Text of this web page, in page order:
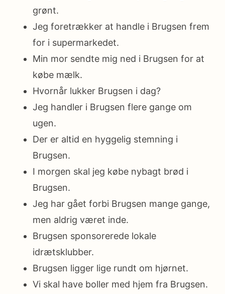
grønt.
Jeg foretrækker at handle i Brugsen frem
for i supermarkedet.
Min mor sendte mig ned i Brugsen for at
købe mælk.
Hvornår lukker Brugsen i dag?
Jeg handler i Brugsen flere gange om
ugen.
Der er altid en hyggelig stemning i
Brugsen.
I morgen skal jeg købe nybagt brød i
Brugsen.
Jeg har gået forbi Brugsen mange gange,
men aldrig været inde.
Brugsen sponsorerede lokale
idrætsklubber.
Brugsen ligger lige rundt om hjørnet.
Vi skal have boller med hjem fra Brugsen.